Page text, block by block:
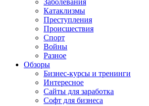
Заболевания
Катаклизмы
Преступления
Происшествия
Спорт
Войны
Разное
Обзоры
Бизнес-курсы и тренинги
Интересное
Сайты для заработка
Софт для бизнеса